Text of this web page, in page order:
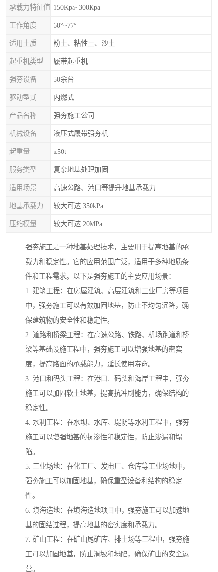
承载力特征值 150Kpa~300Kpa
工作角度 60°~77°
适用土质 粉土、粘性土、沙土
起重机类型 履带起重机
强夯设备 50余台
驱动型式 内燃式
产品名称 强夯施工公司
机械设备 液压式履带强夯机
起重量 ≥50t
服务类型 复杂地基处理加固
适用场景 高速公路、港口等提升地基承载力
较大可达 350kPa
压缩模量 较大可达 20MPa
强夯施工是一种地基处理技术，主要用于提高地基的承
载力和稳定性。它的应用范围广泛，适用于多种地质条
件和工程需求。以下是强夯施工的主要应用场景：
1. 建筑工程：在房屋建筑、高层建筑和工业厂房等项目
中，强夯施工可以有效加固地基，防止不均匀沉降，确
保建筑物的安全性和稳定性。
2. 道路和桥梁工程：在高速公路、铁路、机场跑道和桥
梁等基础设施工程中，强夯施工可以增强地基的密实
度，提高路面的承载能力，延长使用寿命。
3. 港口和码头工程：在港口、码头和海岸工程中，强夯
施工可以加固软土地基，提高抗冲刷能力，确保结构的
稳定性。
4. 水利工程：在水坝、水库、堤防等水利工程中，强夯
施工可以增强地基的抗渗性和稳定性，防止渗漏和塌
陷。
5. 工业场地：在化工厂、发电厂、仓库等工业场地中，
强夯施工可以加固地基，确保重型设备和结构的稳定
性。
6. 填海造地：在填海造地项目中，强夯施工可以加速地
基的固结过程，提高地基的密实度和承载力。
7. 矿山工程：在矿山尾矿库、排土场等工程中，强夯施
工可以加固地基，防止滑坡和塌陷，确保矿山的安全运
营。